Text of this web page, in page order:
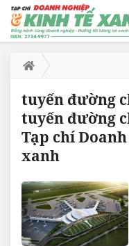
tuyến đường
tuyến đường
Tạp chí
xanh